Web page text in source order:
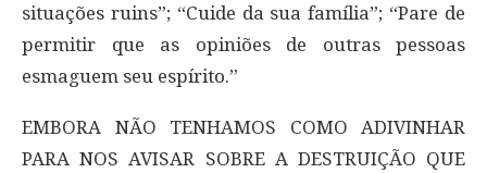
situações ruins”; “Cuide da sua família”; “Pare de
permitir que as opiniões de outras pessoas
esmaguem seu espírito.”
EMBORA NÃO TENHAMOS COMO ADIVINHAR
PARA NOS AVISAR SOBRE A DESTRUIÇÃO QUE